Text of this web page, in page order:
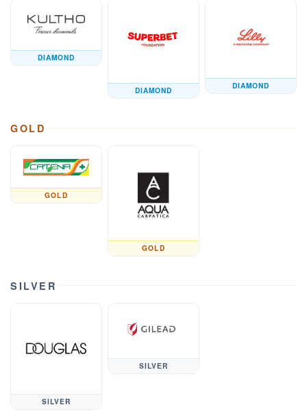
DIAMOND
DIAMOND
DIAMOND
GOLD
GOLD
GOLD
SILVER
SILVER
SILVER